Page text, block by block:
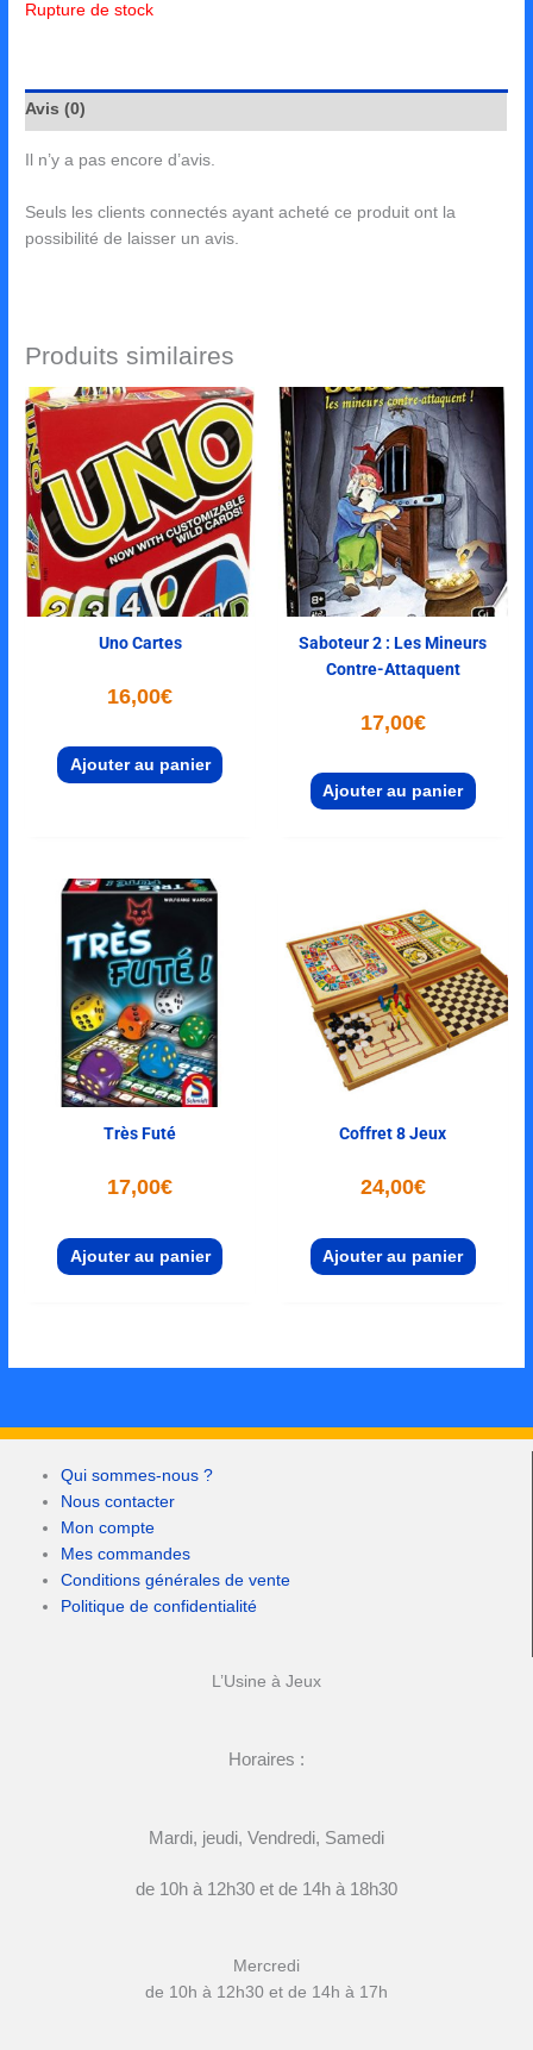
Rupture de stock
Avis (0)
Il n’y a pas encore d’avis.
Seuls les clients connectés ayant acheté ce produit ont la
possibilité de laisser un avis.
Produits similaires
Uno Cartes
16,00€
Ajouter au panier
Saboteur 2 : Les Mineurs
Contre-Attaquent
17,00€
Ajouter au panier
Très Futé
17,00€
Ajouter au panier
Coffret 8 Jeux
24,00€
Ajouter au panier
Qui sommes-nous ?
Nous contacter
Mon compte
Mes commandes
Conditions générales de vente
Politique de confidentialité
L’Usine à Jeux
Horaires :
Mardi, jeudi, Vendredi, Samedi
de 10h à 12h30 et de 14h à 18h30
Mercredi
de 10h à 12h30 et de 14h à 17h